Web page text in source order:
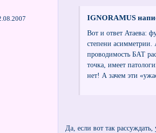
IGNORAMUS
Вот и ответ Атаева:
степени
проводимость БАТ
точка, имеет
нет! А зачем эти
Да, если вот так рассуждать,